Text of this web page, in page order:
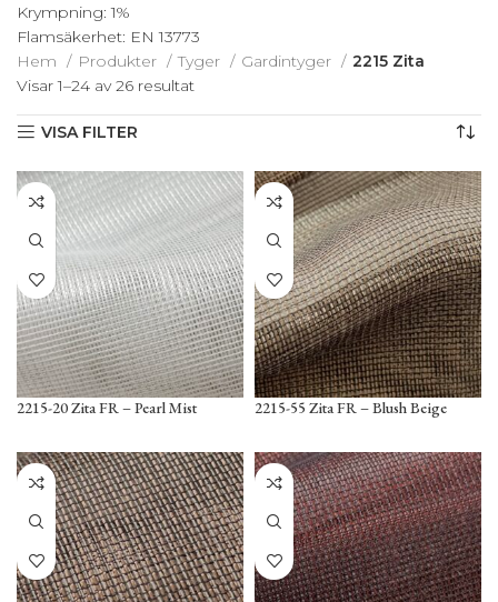
Krympning: 1%
Flamsäkerhet: EN 13773
Hem
Produkter Tyger Gardintyger
2215 Zita
Visar 1–24 av 26 resultat
VISA FILTER
2215-20 Zita FR – Pearl Mist 2215-55 Zita FR – Blush Beige